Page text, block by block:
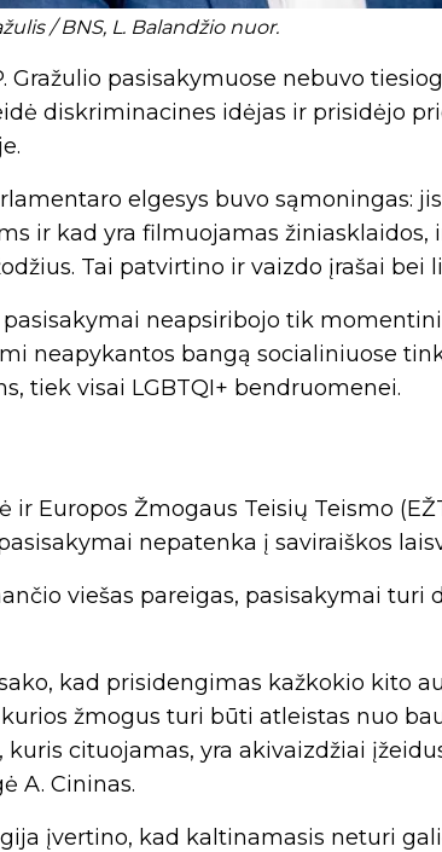
/ BNS, L. Balandžio nuor.
Gražulio pasisakymuose nebuvo
diskriminacines idėjas ir prisidėjo
elgesys buvo sąmoningas:
ir kad yra filmuojamas žiniasklaidos,
Tai patvirtino ir vaizdo įrašai bei
neapsiribojo tik
neapykantos bangą socialiniuose
tiek visai LGBTQI+ bendruomenei.
ir Europos Žmogaus Teisių Teismo
nepatenka į saviraiškos
viešas pareigas, pasisakymai turi
kad prisidengimas kažkokio kito
žmogus turi būti atleistas nuo
cituojamas, yra akivaizdžiai
A. Cininas.
įvertino, kad kaltinamasis neturi